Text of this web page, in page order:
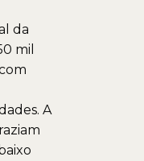
da
mil
A